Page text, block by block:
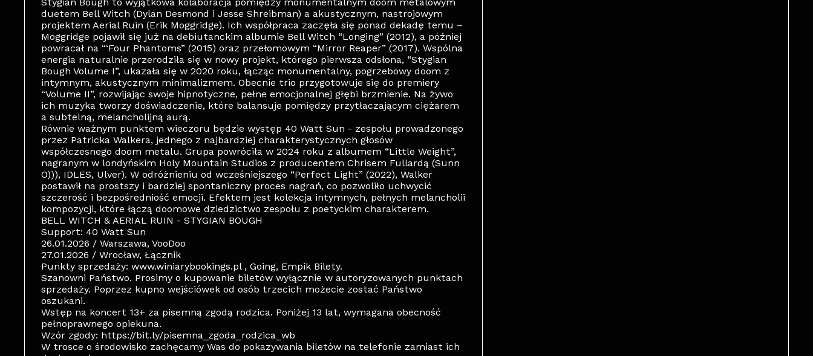
duetem Bell Witch (Dylan Desmond i Jesse Shreibman) a akustycznym, nastrojowym
projektem Aerial Ruin (Erik Moggridge). Ich współpraca zaczęła się ponad dekadę temu –
Moggridge pojawił się już na debiutanckim albumie Bell Witch “Longing” (2012), a później
powracał na “‘Four Phantoms” (2015) oraz przełomowym “Mirror Reaper” (2017). Wspólna
energia naturalnie przerodziła się w nowy projekt, którego pierwsza odsłona, “Stygian
Bough Volume I”, ukazała się w 2020 roku, łącząc monumentalny, pogrzebowy doom z
intymnym, akustycznym minimalizmem. Obecnie trio przygotowuje się do premiery
“Volume II”, rozwijając swoje hipnotyczne, pełne emocjonalnej głębi brzmienie. Na żywo
ich muzyka tworzy doświadczenie, które balansuje pomiędzy przytłaczającym ciężarem
a subtelną, melancholijną aurą.
Równie ważnym punktem wieczoru będzie występ 40 Watt Sun - zespołu prowadzonego
przez Patricka Walkera, jednego z najbardziej charakterystycznych głosów
współczesnego doom metalu. Grupa powróciła w 2024 roku z albumem “Little Weight”,
nagranym w londyńskim Holy Mountain Studios z producentem Chrisem Fullardą (Sunn
O))), IDLES, Ulver). W odróżnieniu od wcześniejszego “Perfect Light” (2022), Walker
postawił na prostszy i bardziej spontaniczny proces nagrań, co pozwoliło uchwycić
szczerość i bezpośredniość emocji. Efektem jest kolekcja intymnych, pełnych melancholii
kompozycji, które łączą doomowe dziedzictwo zespołu z poetyckim charakterem.
BELL WITCH & AERIAL RUIN - STYGIAN BOUGH
Support: 40 Watt Sun
26.01.2026 / Warszawa, VooDoo
27.01.2026 / Wrocław, Łącznik
Punkty sprzedaży: www.winiarybookings.pl , Going, Empik Bilety.
Szanowni Państwo. Prosimy o kupowanie biletów wyłącznie w autoryzowanych punktach
sprzedaży. Poprzez kupno wejściówek od osób trzecich możecie zostać Państwo
oszukani.
Wstęp na koncert 13+ za pisemną zgodą rodzica. Poniżej 13 lat, wymagana obecność
pełnoprawnego opiekuna.
Wzór zgody: https://bit.ly/pisemna_zgoda_rodzica_wb
W trosce o środowisko zachęcamy Was do pokazywania biletów na telefonie zamiast ich